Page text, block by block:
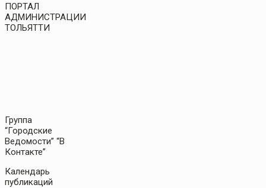
ПОРТАЛ
АДМИНИСТРАЦИИ
ТОЛЬЯТТИ
Группа
“Городские
Ведомости” “В
Контакте”
Календарь
публикаций